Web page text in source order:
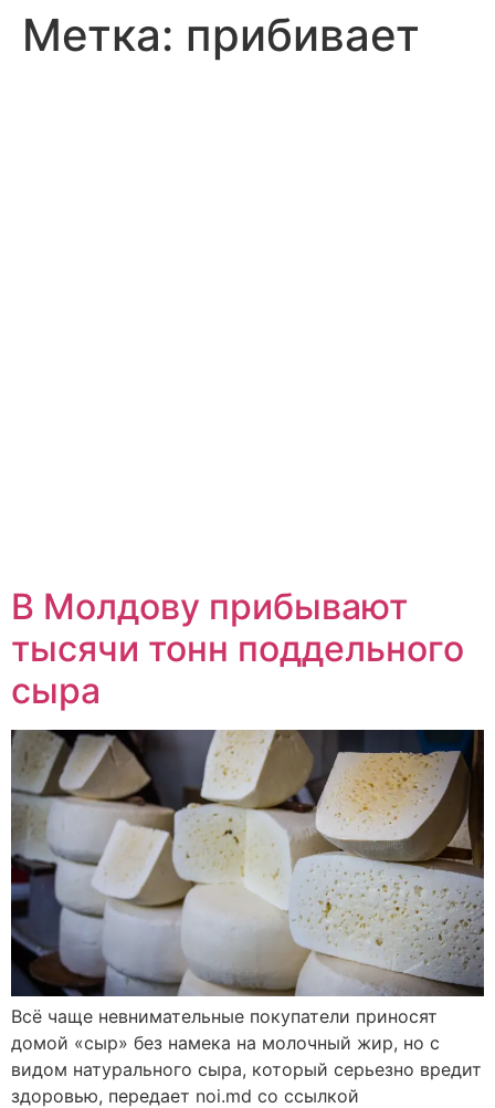
Метка: прибивает
В Молдову прибывают
тысячи тонн поддельного
сыра
Всё чаще невнимательные покупатели приносят
домой «сыр» без намека на молочный жир, но с
видом натурального сыра, который серьезно вредит
здоровью, передает noi.md со ссылкой